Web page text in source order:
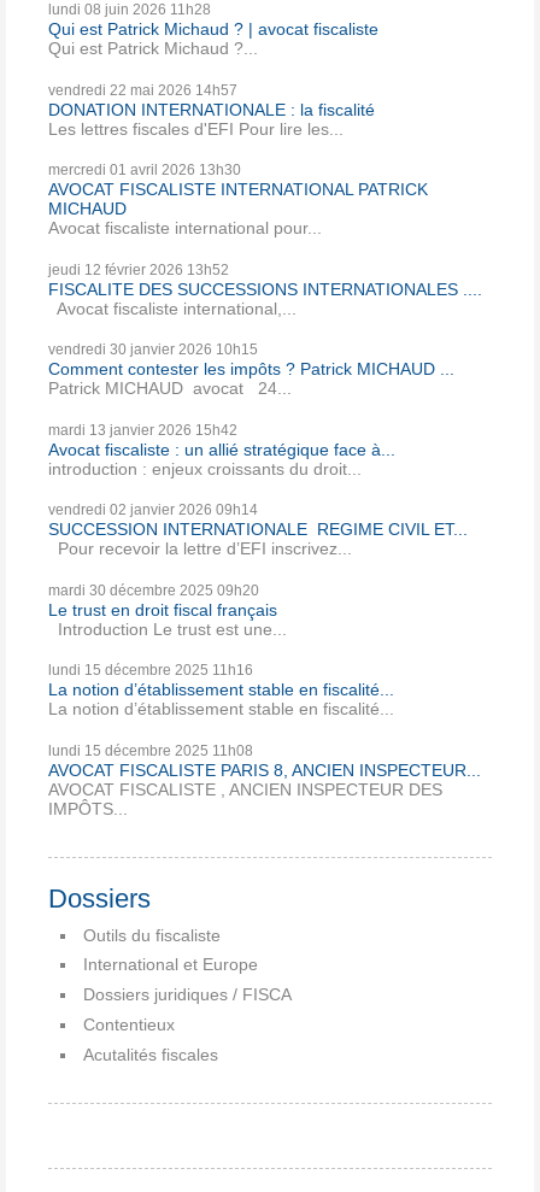
lundi 08 juin 2026 11h28
Qui est Patrick Michaud ? | avocat fiscaliste
Qui est Patrick Michaud ?...
vendredi 22 mai 2026 14h57
DONATION INTERNATIONALE : la fiscalité
Les lettres fiscales d'EFI Pour lire les...
mercredi 01 avril 2026 13h30
AVOCAT FISCALISTE INTERNATIONAL PATRICK
MICHAUD
Avocat fiscaliste international pour...
jeudi 12 février 2026 13h52
FISCALITE DES SUCCESSIONS INTERNATIONALES ....
Avocat fiscaliste international,...
vendredi 30 janvier 2026 10h15
Comment contester les impôts ? Patrick MICHAUD ...
Patrick MICHAUD avocat 24...
mardi 13 janvier 2026 15h42
Avocat fiscaliste : un allié stratégique face à...
introduction : enjeux croissants du droit...
vendredi 02 janvier 2026 09h14
SUCCESSION INTERNATIONALE REGIME CIVIL ET...
Pour recevoir la lettre d’EFI inscrivez...
mardi 30 décembre 2025 09h20
Le trust en droit fiscal français
Introduction Le trust est une...
lundi 15 décembre 2025 11h16
La notion d’établissement stable en fiscalité...
La notion d’établissement stable en fiscalité...
lundi 15 décembre 2025 11h08
AVOCAT FISCALISTE PARIS 8, ANCIEN INSPECTEUR...
AVOCAT FISCALISTE , ANCIEN INSPECTEUR DES
IMPÔTS...
Dossiers
Outils du fiscaliste
International et Europe
Dossiers juridiques / FISCA
Contentieux
Acutalités fiscales